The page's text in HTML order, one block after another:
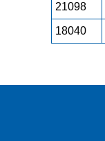
21098
18040